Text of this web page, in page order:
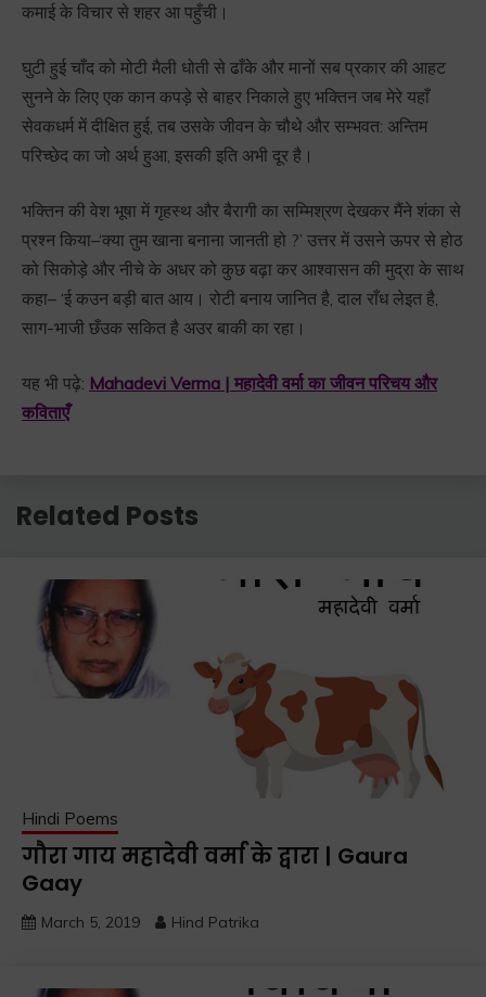
कमाई के विचार से शहर आ पहुँची।
घुटी हुई चाँद को मोटी मैली धोती से ढाँके और मानों सब प्रकार की आहट
सुनने के लिए एक कान कपड़े से बाहर निकाले हुए भक्तिन जब मेरे यहाँ
सेवकधर्म में दीक्षित हुई, तब उसके जीवन के चौथे और सम्भवत: अन्तिम
परिच्छेद का जो अर्थ हुआ, इसकी इति अभी दूर है।
भक्तिन की वेश भूषा में गृहस्थ और बैरागी का सम्मिश्रण देखकर मैंने शंका से
प्रश्न किया–‘क्या तुम खाना बनाना जानती हो ?’ उत्तर में उसने ऊपर से होठ
को सिकोड़े और नीचे के अधर को कुछ बढ़ा कर आश्वासन की मुद्रा के साथ
कहा– ‘ई कउन बड़ी बात आय। रोटी बनाय जानित है, दाल राँध लेइत है,
साग-भाजी छँउक सकित है अउर बाकी का रहा।
यह भी पढ़े: Mahadevi Verma | महादेवी वर्मा का जीवन परिचय और
कविताएँ
Related Posts
Hindi Poems
गौरा गाय महादेवी वर्मा के द्वारा | Gaura
Gaay
March 5, 2019 Hind Patrika